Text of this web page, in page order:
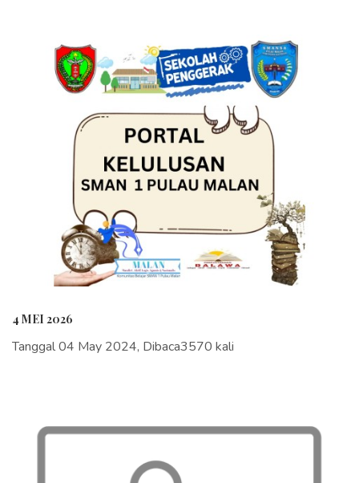
4 MEI 2026
Tanggal 04 May 2024, Dibaca3570 kali